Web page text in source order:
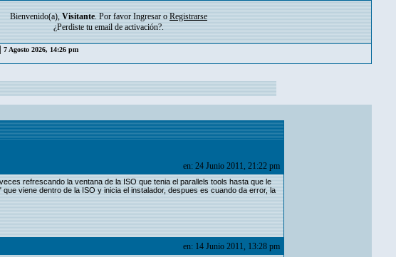
Bienvenido(a), Visitante. Por favor Ingresar o Registrarse
¿Perdiste tu email de activación?.
7 Agosto 2026, 14:26 pm
en: 24 Junio 2011, 21:22 pm
refrescando la ventana de la ISO que tenia el parallels tools hasta que le
viene dentro de la ISO y inicia el instalador, despues es cuando da error, la
en: 14 Junio 2011, 13:28 pm